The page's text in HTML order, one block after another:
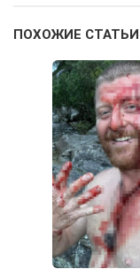
ПОХОЖИЕ